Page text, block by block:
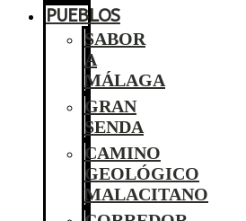
PUEBLOS
SABOR
A
MÁLAGA
GRAN
SENDA
CAMINO
GEOLÓGICO
MALACITANO